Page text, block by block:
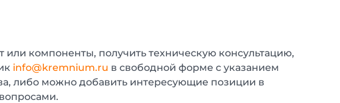
компоненты, получить техническую консультацию,
info@kremnium.ru в свободной форме с указанием
либо можно добавить интересующие позиции в